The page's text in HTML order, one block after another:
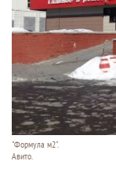
"Формула м2".
Авито.